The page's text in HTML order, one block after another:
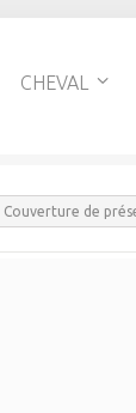
CHEVAL
Couverture de